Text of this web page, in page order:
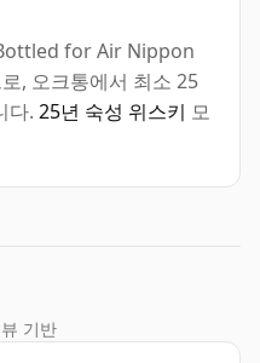
for Air Nippon
, 오크통에서 최소 25
다. 25년 숙성 위스키 모
기반